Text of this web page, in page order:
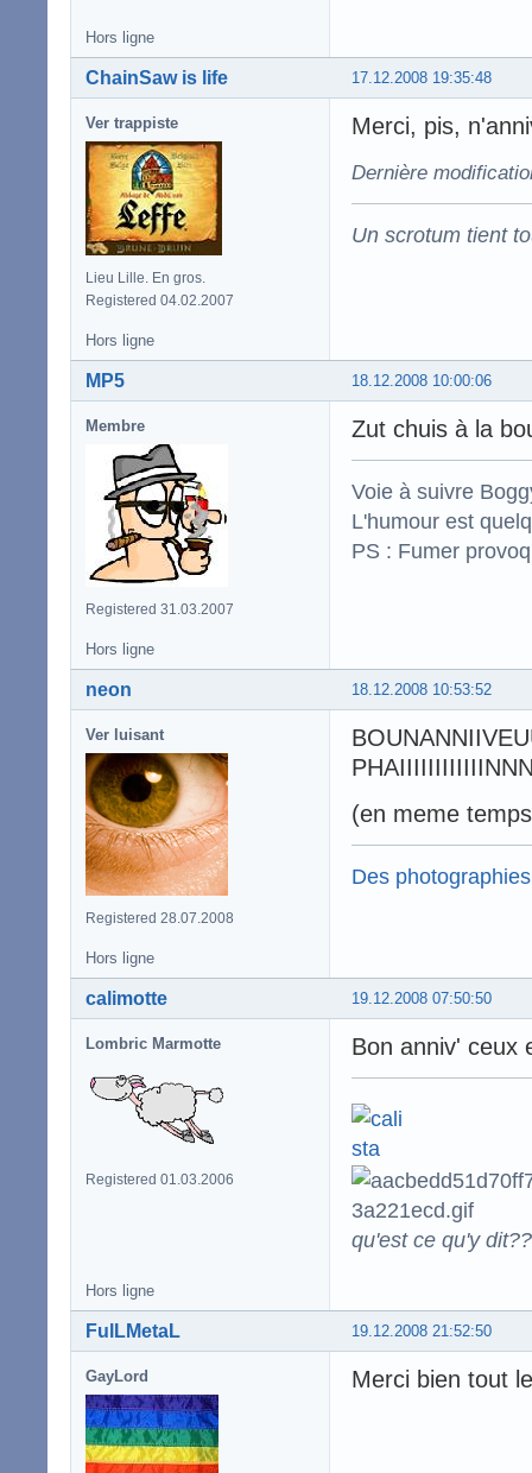
Hors ligne
17.12.2008 19:35:48
ChainSaw is life
Ver trappiste
Lieu Lille. En gros.
Registered 04.02.2007
Merci, pis,
Dernière
Un scrotum tient
Hors ligne
18.12.2008 10:00:06
MP5
Membre
Registered 31.03.2007
Zut chuis à la
Voie à suivre
L'humour est
PS : Fumer
Hors ligne
18.12.2008 10:53:52
neon
Ver luisant
Registered 28.07.2008
(en meme
Des
Hors ligne
19.12.2008 07:50:50
calimotte
Lombric Marmotte
Registered 01.03.2006
Bon anniv' ceux
qu'est ce qu'y
Hors ligne
19.12.2008 21:52:50
FulLMetaL
GayLord Merci bien tout